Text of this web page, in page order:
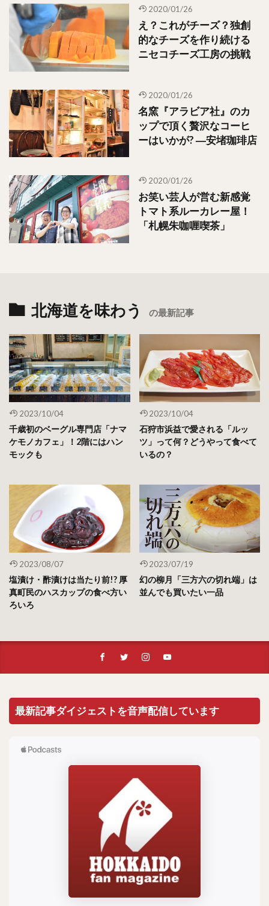
2020/01/26
え？これがチーズ？独創
的なチーズを作り続ける
ニセコチーズ工房の挑戦
2020/01/26
名窯『アラビア社』のカ
ップで頂く贅沢なコーヒ
ーはいかが? ―安堵珈琲店
2020/01/26
お笑い芸人が営む新感覚
トマト系ルーカレー屋！
「札幌朱咖喱喫茶」
北海道を味わう の最新記事
2023/10/04
千歳初のベーグル専門店「ナマ
ケモノカフェ」！2階にはハン
モックも
2023/10/04
石狩市浜益で愛される「ルッ
ツ」って何？どうやって食べて
いるの？
2023/08/07
塩漬け・酢漬けは当たり前!? 厚
真町民のハスカップの食べ方い
ろいろ
2023/07/19
幻の柳月「三方六の切れ端」は
並んでも買いたい一品
最新記事ダイジェストを音声配信しています